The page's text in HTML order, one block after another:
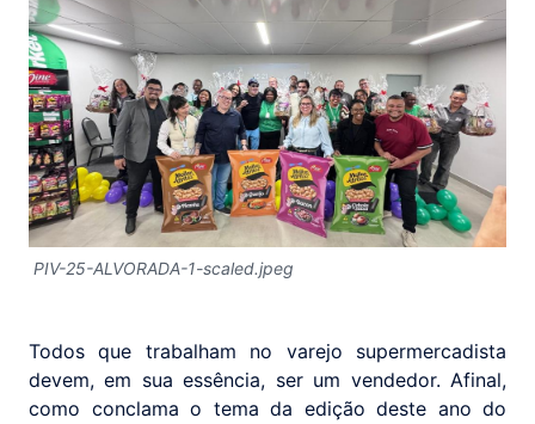
PIV-25-ALVORADA-1-scaled.jpeg
Todos que trabalham no varejo supermercadista
devem, em sua essência, ser um vendedor. Afinal,
como conclama o tema da edição deste ano do